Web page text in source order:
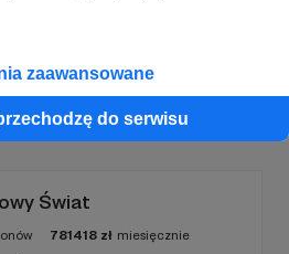
zaawansowane
do serwisu
Świat
781418 zł miesięcznie